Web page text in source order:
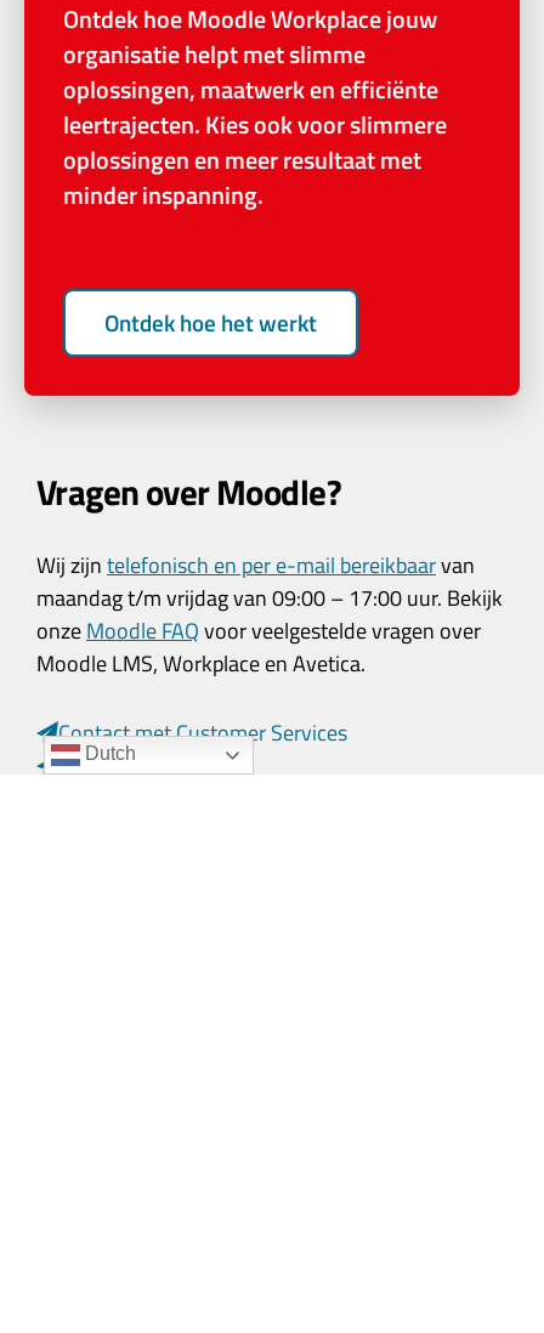
Ontdek hoe Moodle Workplace jouw
organisatie helpt met slimme
oplossingen, maatwerk en efficiënte
leertrajecten. Kies ook voor slimmere
oplossingen en meer resultaat met
minder inspanning.
Ontdek hoe het werkt
Vragen over Moodle?
Wij zijntelefonisch en per e-mail bereikbaarvan
maandag t/m vrijdag van 09:00 – 17:00 uur. Bekijk
onzeMoodle FAQvoor veelgestelde vragen over
Moodle LMS, Workplace en Avetica.
Contact met Customer Services
Contact met Sales
Dutch